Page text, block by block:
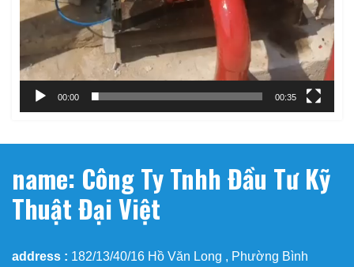
00:00 00:35
name: Công Ty Tnhh Đầu Tư Kỹ
Thuật Đại Việt
address : 182/13/40/16 Hồ Văn Long , Phường Bình